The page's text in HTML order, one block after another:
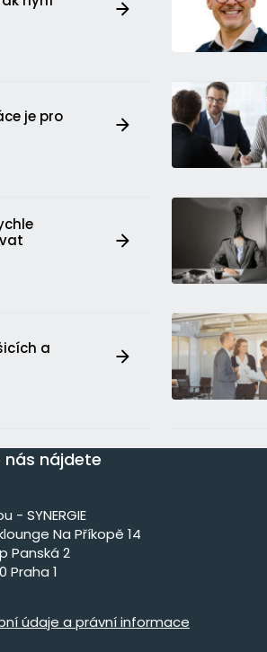
je pro
a
nás nájdete
- SYNERGIE
Na Příkopě 14
Panská 2
Praha 1
údaje a právní informace